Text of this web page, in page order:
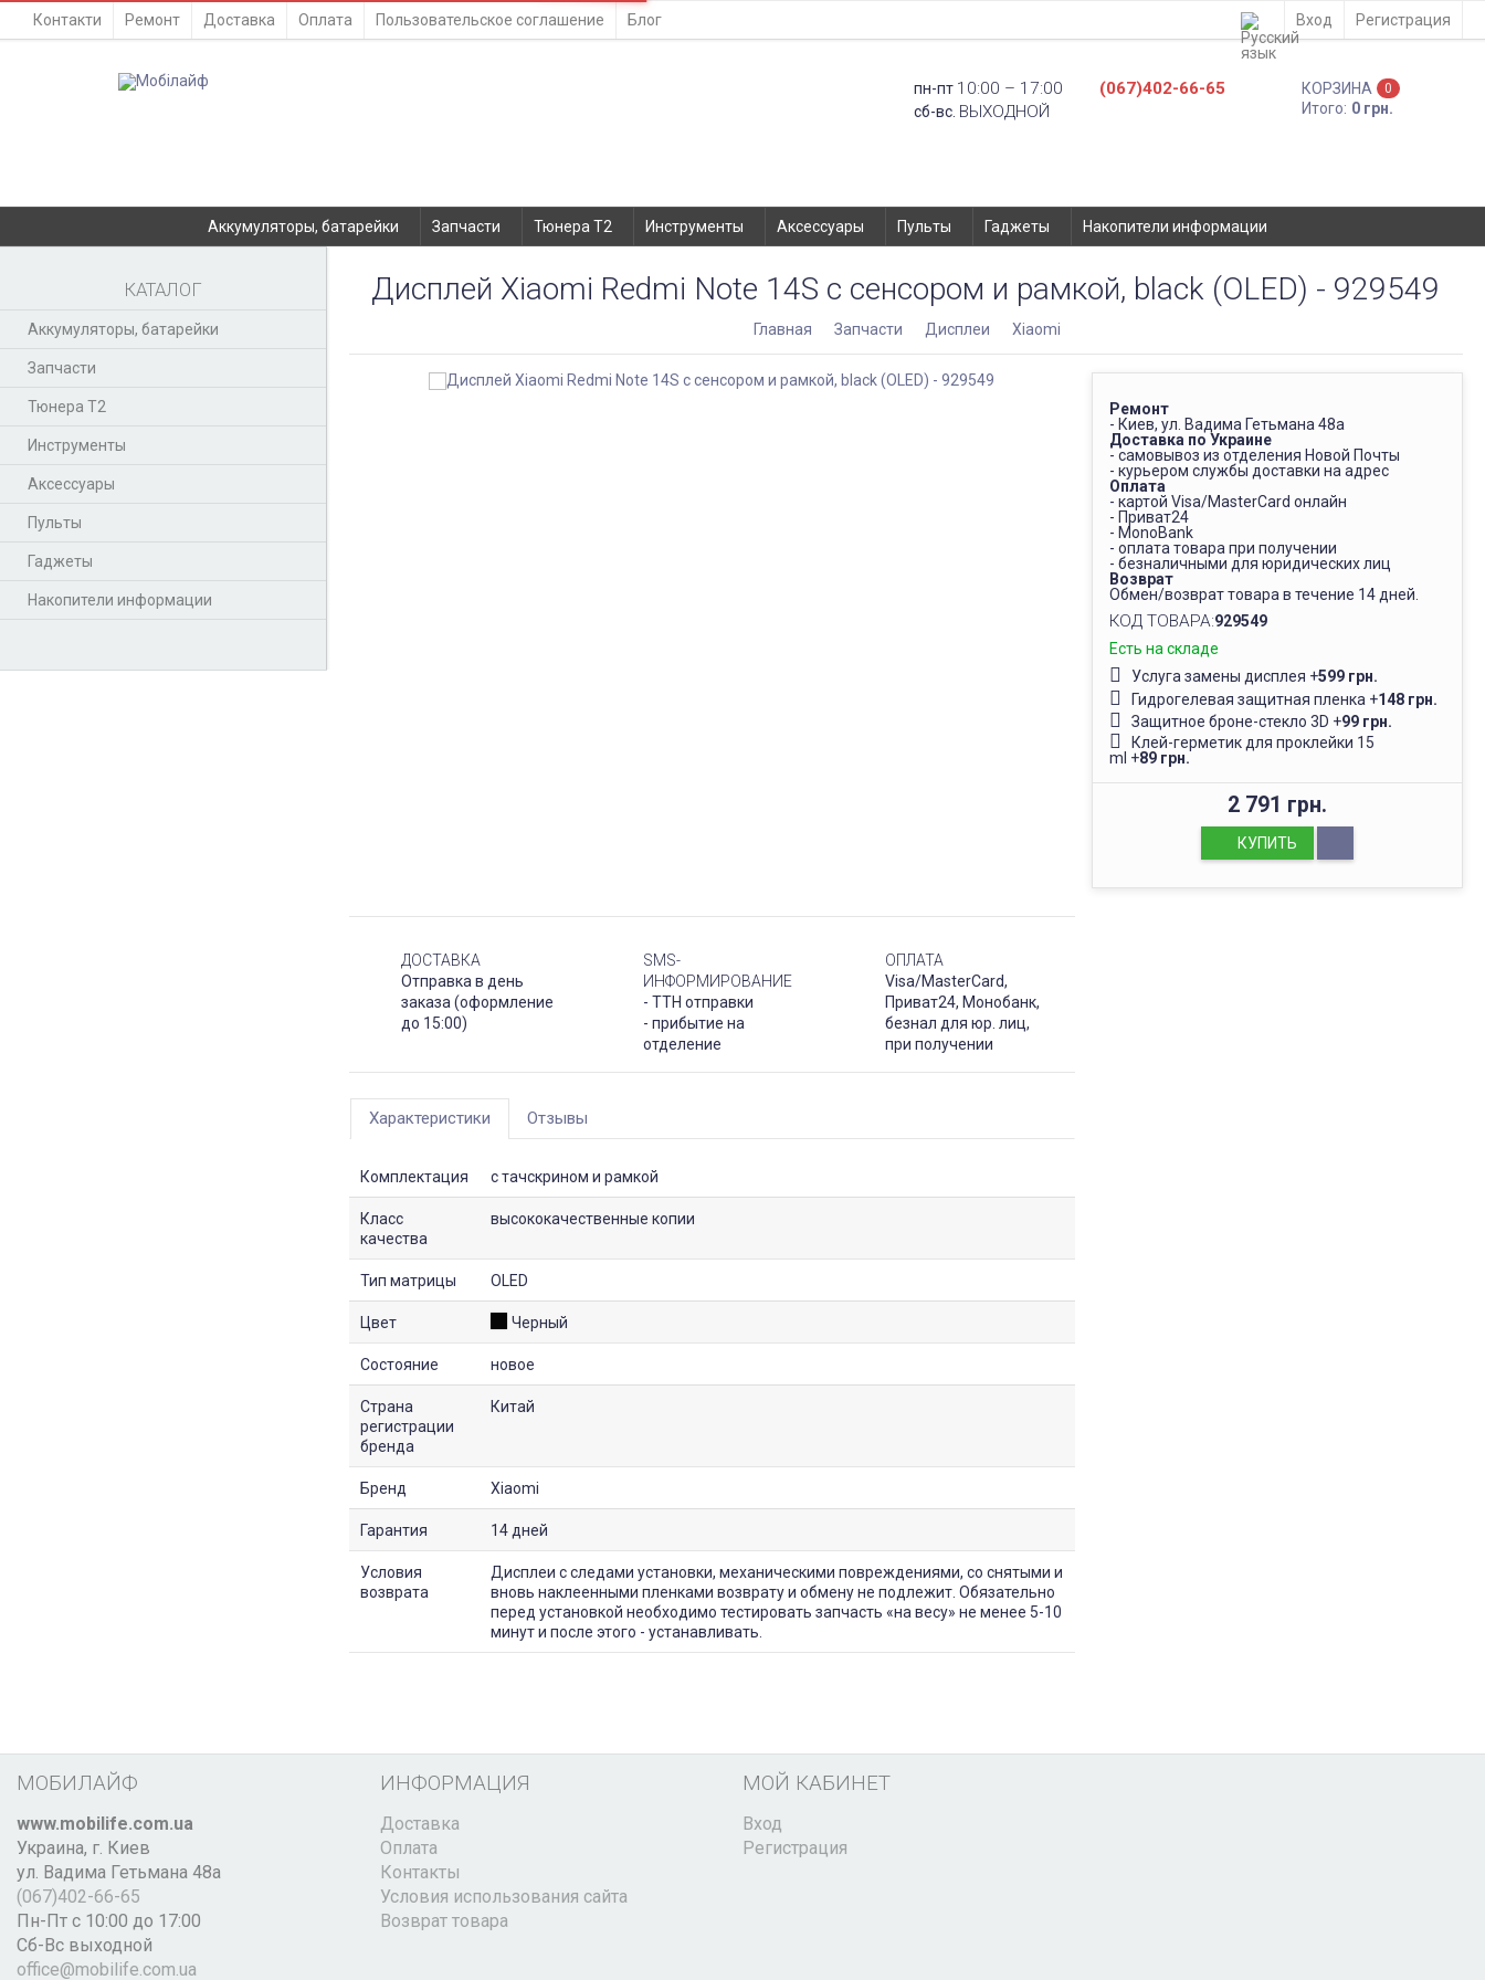
Контакти Ремонт Доставка Оплата Пользовательское соглашение Блог Вход Регистрация
пн-пт 10:00 – 17:00
сб-вс. ВЫХОДНОЙ
(067)402-66-65 КОРЗИНА 0
Итого: 0 грн.
Аккумуляторы, батарейки Запчасти Тюнера T2 Инструменты Аксессуары Пульты Гаджеты Накопители информации
КАТАЛОГ
Аккумуляторы, батарейки
Запчасти
Тюнера T2
Инструменты
Аксессуары
Пульты
Гаджеты
Накопители информации
Дисплей Xiaomi Redmi Note 14S с сенсором и рамкой, black (OLED) - 929549
Главная Запчасти Дисплеи Xiaomi
Ремонт
- Киев, ул. Вадима Гетьмана 48а
Доставка по Украине
- самовывоз из отделения Новой Почты
- курьером службы доставки на адрес
Оплата
- картой Visa/MasterCard онлайн
- Приват24
- MonoBank
- оплата товара при получении
- безналичными для юридических лиц
Возврат
Обмен/возврат товара в течение 14 дней.
КОД ТОВАРА:929549
Есть на складе
Услуга замены дисплея +599 грн.
Гидрогелевая защитная пленка +148 грн.
Защитное броне-стекло 3D +99 грн.
Клей-герметик для проклейки 15
ml +89 грн.
2 791 грн.
КУПИТЬ
ДОСТАВКА
Отправка в день
заказа (оформление
до 15:00)
SMS-
ИНФОРМИРОВАНИЕ
- ТТН отправки
- прибытие на
отделение
ОПЛАТА
Visa/MasterCard,
Приват24, Монобанк,
безнал для юр. лиц,
при получении
Характеристики Отзывы
Комплектация с тачскрином и рамкой
Класс
качества
высококачественные копии
Тип матрицы OLED
Цвет Черный
Состояние новое
Страна
регистрации
бренда
Китай
Бренд Xiaomi
Гарантия 14 дней
Условия
возврата
Дисплеи с следами установки, механическими повреждениями, со снятыми и
вновь наклеенными пленками возврату и обмену не подлежит. Обязательно
перед установкой необходимо тестировать запчасть «на весу» не менее 5-10
минут и после этого - устанавливать.
МОБИЛАЙФ
www.mobilife.com.ua
Украина, г. Киев
ул. Вадима Гетьмана 48а
(067)402-66-65
Пн-Пт с 10:00 до 17:00
Сб-Вс выходной
office@mobilife.com.ua
ИНФОРМАЦИЯ
Доставка
Оплата
Контакты
Условия использования сайта
Возврат товара
МОЙ КАБИНЕТ
Вход
Регистрация